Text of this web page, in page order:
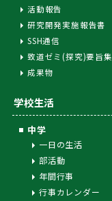
活動報告
研究開発実施報告書
SSH通信
致道ゼミ(探究)要旨集
成果物
学校生活
中学
一日の生活
部活動
年間行事
行事カレンダー